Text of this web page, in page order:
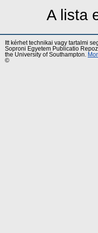
A lista
Itt kérhet technikai vagy tartalmi
Soproni Egyetem Publicatio
the University of Southampton.
©